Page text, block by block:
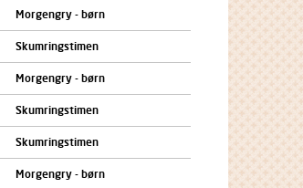
Morgengry - børn
Skumringstimen
Morgengry - børn
Skumringstimen
Skumringstimen
Morgengry - børn